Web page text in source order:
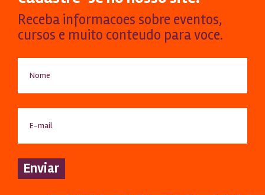
Receba informacoes sobre eventos,
cursos e muito conteudo para voce.